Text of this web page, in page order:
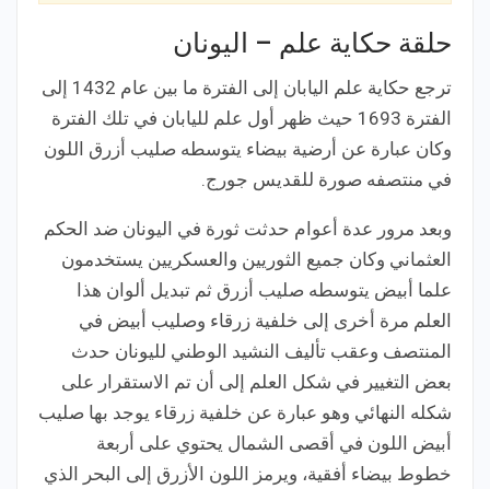
حلقة حكاية علم – اليونان
ترجع حكاية علم اليابان إلى الفترة ما بين عام 1432 إلى
الفترة 1693 حيث ظهر أول علم لليابان في تلك الفترة
وكان عبارة عن أرضية بيضاء يتوسطه صليب أزرق اللون
في منتصفه صورة للقديس جورج.
وبعد مرور عدة أعوام حدثت ثورة في اليونان ضد الحكم
العثماني وكان جميع الثوريين والعسكريين يستخدمون
علما أبيض يتوسطه صليب أزرق ثم تبديل ألوان هذا
العلم مرة أخرى إلى خلفية زرقاء وصليب أبيض في
المنتصف وعقب تأليف النشيد الوطني لليونان حدث
بعض التغيير في شكل العلم إلى أن تم الاستقرار على
شكله النهائي وهو عبارة عن خلفية زرقاء يوجد بها صليب
أبيض اللون في أقصى الشمال يحتوي على أربعة
خطوط بيضاء أفقية، ويرمز اللون الأزرق إلى البحر الذي